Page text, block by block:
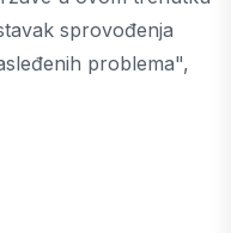
sprovođenja
problema",